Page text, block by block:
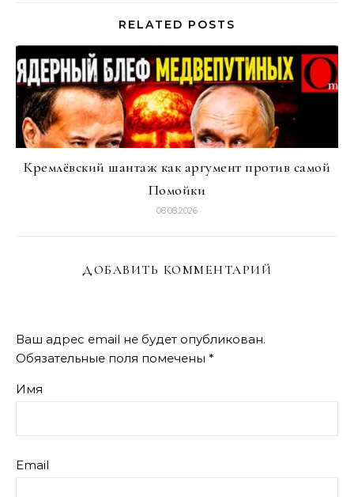
RELATED POSTS
Кремлёвский шантаж как аргумент против самой
Помойки
08.08.2026
ДОБАВИТЬ КОММЕНТАРИЙ
Ваш адрес email не будет опубликован.
Обязательные поля помечены *
Имя
Email